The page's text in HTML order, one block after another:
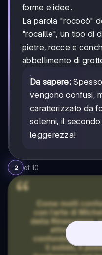
forme e idee.
La parola "rococò"
"rocaille", un tipo di
pietre, rocce e
abbellimento di
Da sapere:
vengono confusi,
caratterizzato da
solenni, il
leggerezza!
2 of 10